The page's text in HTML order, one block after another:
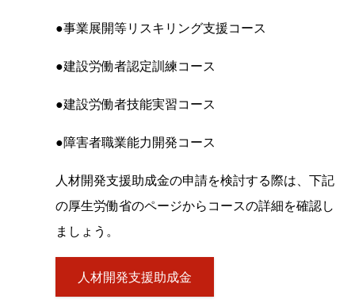
●事業展開等リスキリング支援コース
●建設労働者認定訓練コース
●建設労働者技能実習コース
●障害者職業能力開発コース
人材開発支援助成金の申請を検討する際は、下記
の厚生労働省のページからコースの詳細を確認し
ましょう。
人材開発支援助成金